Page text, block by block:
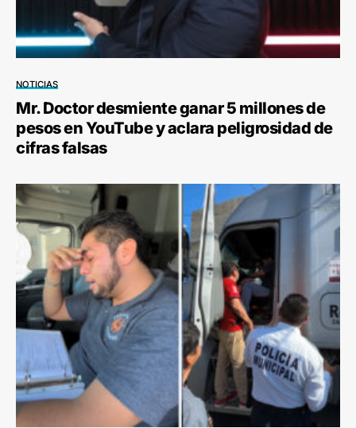
NOTICIAS
Mr. Doctor desmiente ganar 5 millones de
pesos en YouTube y aclara peligrosidad de
cifras falsas